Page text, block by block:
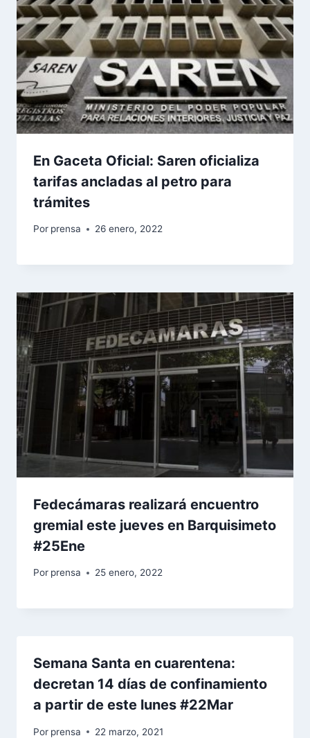
En Gaceta Oficial: Saren oficializa
tarifas ancladas al petro para
trámites
Por prensa 26 enero, 2022
Fedecámaras realizará encuentro
gremial este jueves en Barquisimeto
#25Ene
Por prensa 25 enero, 2022
Semana Santa en cuarentena:
decretan 14 días de confinamiento
a partir de este lunes #22Mar
Por prensa 22 marzo, 2021